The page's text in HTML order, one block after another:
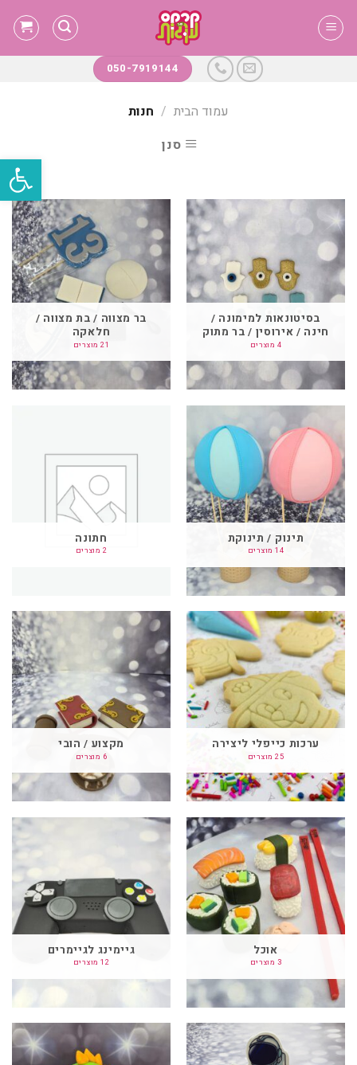
פתח
050-7919144
עמוד הבית / חנות
סנן
בסיטונאות למימונה /
חינה / אירוסין / בר מתוק
4 מוצרים
בר מצווה / בת מצווה /
חלאקה
21 מוצרים
תינוק / תינוקת
14 מוצרים
חתונה
2 מוצרים
ערכות כייפלי ליצירה
25 מוצרים
מקצוע / הובי
6 מוצרים
אוכל
3 מוצרים
גיימינג לגיימרים
12 מוצרים